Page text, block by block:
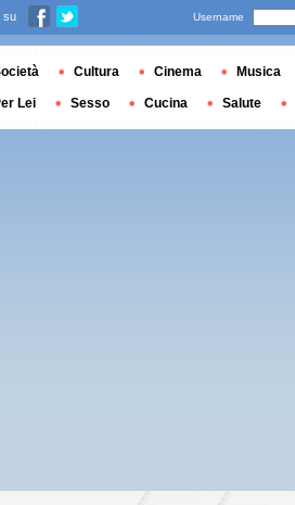
su Username
Cultura Cinema Musica
Lei Sesso Cucina Salute